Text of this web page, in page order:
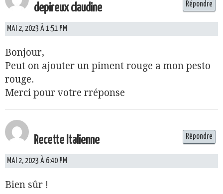
depireux claudine
MAI 2, 2023 À 1:51 PM
Bonjour,
Peut on ajouter un piment rouge a mon pesto
rouge.
Merci pour votre rréponse
Répondre
Recette Italienne
MAI 2, 2023 À 6:40 PM
Bien sûr !
Répondre